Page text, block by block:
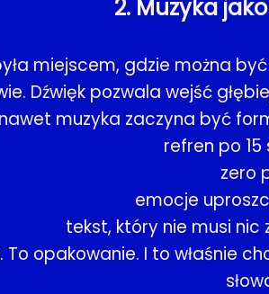
2. Muzyka
miejscem, gdzie można
Dźwięk pozwala wejść
muzyka zaczyna być
refren po
zero
emocje
tekst, który nie musi nic
To opakowanie. I to właśnie